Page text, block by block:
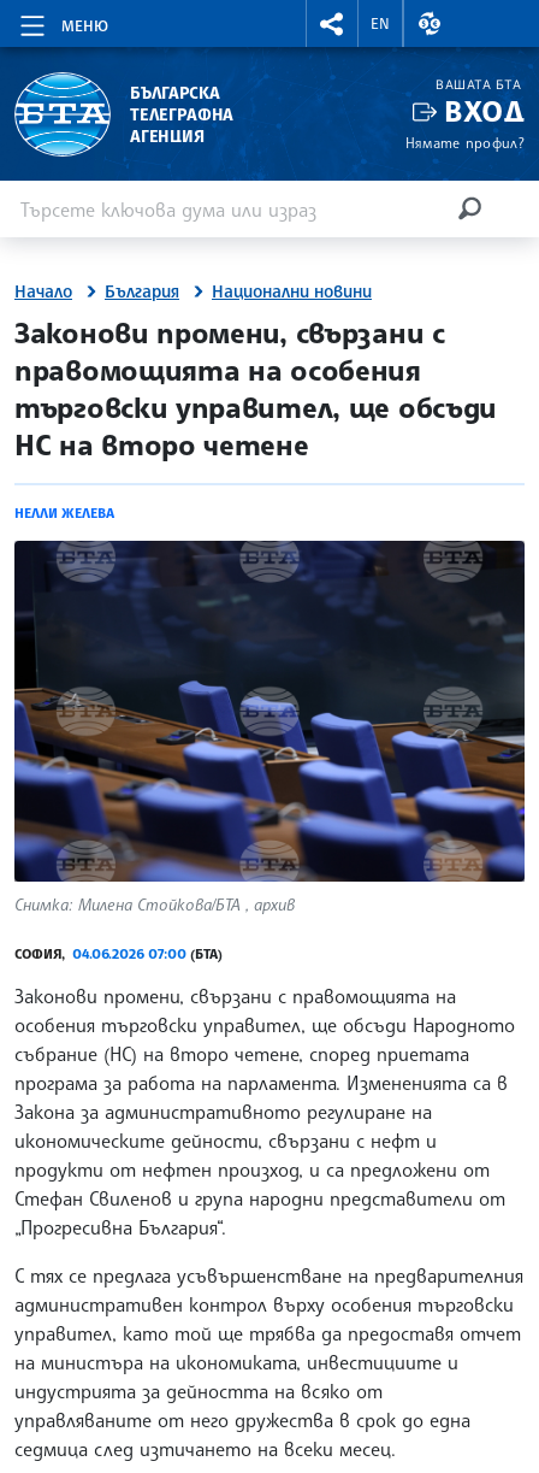
МЕНЮ
RIGHTMENU.SOCIAL
EN
ВАЛУТНИ
БЪЛГАРСКА
ТЕЛЕГРАФНА
АГЕНЦИЯ
ВАШАТА БТА
ВХОД
Нямате профил?
Начало България Национални новини
site.bta
Законови промени, свързани с
правомощията на особения
търговски управител, ще обсъди
НС на второ четене
НЕЛЛИ ЖЕЛЕВА
Снимка: Милена Стойкова/БТА , архив
СОФИЯ, 04.06.2026 07:00 (БТА)
Законови промени, свързани с правомощията на
особения търговски управител, ще обсъди Народното
събрание (НС) на второ четене, според приетата
програма за работа на парламента. Измененията са в
Закона за административното регулиране на
икономическите дейности, свързани с нефт и
продукти от нефтен произход, и са предложени от
Стефан Свиленов и група народни представители от
„Прогресивна България“.
С тях се предлага усъвършенстване на предварителния
административен контрол върху особения търговски
управител, като той ще трябва да предоставя отчет
на министъра на икономиката, инвестициите и
индустрията за дейността на всяко от
управляваните от него дружества в срок до една
седмица след изтичането на всеки месец.